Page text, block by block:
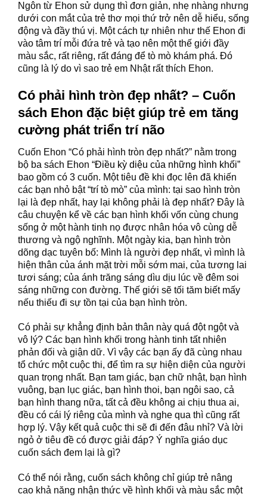
Ngôn từ Ehon sử dụng thì đơn giản, nhẹ nhàng nhưng
dưới con mắt của trẻ thơ mọi thứ trở nên dễ hiểu, sống
động và đầy thú vị. Một cách tự nhiên như thế Ehon đi
vào tâm trí mỗi đứa trẻ và tạo nên một thế giới đầy
màu sắc, rất riêng, rất đáng để tò mò khám phá. Đó
cũng là lý do vì sao trẻ em Nhật rất thích Ehon.
Có phải hình tròn đẹp nhất? – Cuốn
sách Ehon đặc biệt giúp trẻ em tăng
cường phát triển trí não
Cuốn Ehon “Có phải hình tròn đẹp nhất?” nằm trong
bộ ba sách Ehon “Điều kỳ diệu của những hình khối”
bao gồm có 3 cuốn. Một tiêu đề khi đọc lên đã khiến
các bạn nhỏ bật “trí tò mò” của mình: tại sao hình tròn
lại là đẹp nhất, hay lại không phải là đẹp nhất? Đây là
câu chuyện kể về các bạn hình khối vốn cùng chung
sống ở một hành tinh nọ được nhân hóa vô cùng dễ
thương và ngộ nghĩnh. Một ngày kia, bạn hình tròn
dõng dạc tuyên bố: Mình là người đẹp nhất, vì mình là
hiện thân của ánh mặt trời mỗi sớm mai, của tương lai
tươi sáng; của ánh trăng sáng dìu dịu lúc về đêm soi
sáng những con đường. Thế giới sẽ tối tăm biết mấy
nếu thiếu đi sự tồn tại của bạn hình tròn.
Có phải sự khẳng định bản thân này quá đột ngột và
vô lý? Các bạn hình khối trong hành tinh tất nhiên
phản đối và giận dữ. Vì vậy các bạn ấy đã cùng nhau
tổ chức một cuộc thi, để tìm ra sự hiện diện của người
quan trọng nhất. Bạn tam giác, bạn chữ nhật, bạn hình
vuông, bạn lục giác, bạn hình thoi, bạn ngôi sao, cả
bạn hình thang nữa, tất cả đều không ai chịu thua ai,
đều có cái lý riêng của mình và nghe qua thì cũng rất
hợp lý. Vậy kết quả cuộc thi sẽ đi đến đâu nhỉ? Và lời
ngỏ ở tiêu đề có được giải đáp? Ý nghĩa giáo dục
cuốn sách đem lại là gì?
Có thể nói rằng, cuốn sách không chỉ giúp trẻ nâng
cao khả năng nhận thức về hình khối và màu sắc một